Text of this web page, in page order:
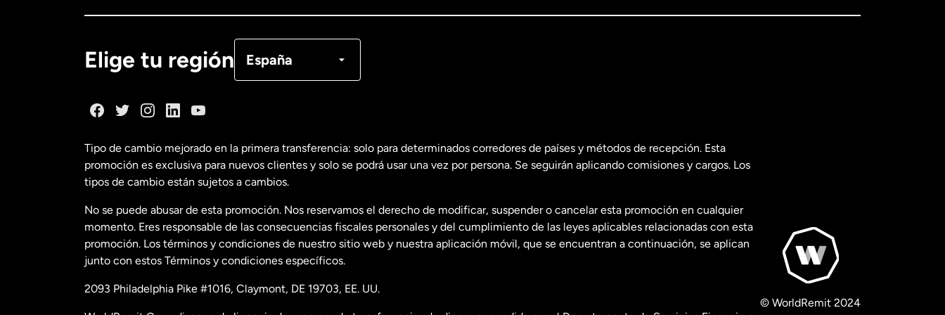
Elige tu región España
Estados Unidos English
Estados Unidos Español
Francia
Malasia
Tipo de cambio mejorado en la primera transferencia: solo para determinados corredores de países y métodos de recepción. Esta
promoción es exclusiva para nuevos clientes y solo se podrá usar una vez por persona. Se seguirán aplicando comisiones y cargos. Los
tipos de cambio están sujetos a cambios.
No se puede abusar de esta promoción. Nos reservamos el derecho de modificar, suspender o cancelar esta promoción en cualquier
momento. Eres responsable de las consecuencias fiscales personales y del cumplimiento de las leyes aplicables relacionadas con esta
promoción. Los términos y condiciones de nuestro sitio web y nuestra aplicación móvil, que se encuentran a continuación, se aplican
junto con estos Términos y condiciones específicos.
2093 Philadelphia Pike #1016, Claymont, DE 19703, EE. UU.
© WorldRemit 2024